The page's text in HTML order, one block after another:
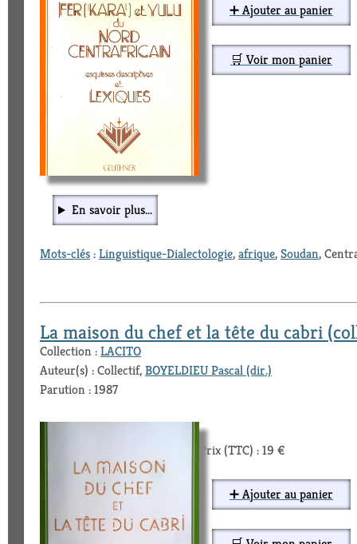
➕ Ajouter au panier
🛒 Voir mon panier
En savoir plus...
Mots-clés:Linguistique-Dialectologie,afrique,Soudan,
La maison du chef et la tête du cabri
Collection :LACITO
Auteur(s) : Collectif,BOYELDIEU Pascal (dir.)
Parution : 1987
Prix (TTC) : 19 €
➕ Ajouter au panier